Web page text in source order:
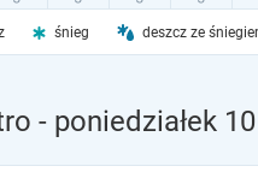
śnieg deszcz ze
- poniedziałek